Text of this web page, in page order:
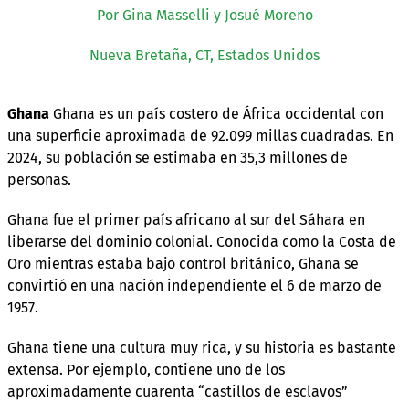
Por​ Gina Masselli y Josué Moreno
Nueva Bretaña, CT, Estados Unidos
Ghana Ghana es un país costero de África occidental con
una superficie aproximada de 92.099 millas cuadradas. En
2024, su población se estimaba en 35,3 millones de
personas.
Ghana fue el primer país africano al sur del Sáhara en
liberarse del dominio colonial. Conocida como la Costa de
Oro mientras estaba bajo control británico, Ghana se
convirtió en una nación independiente el 6 de marzo de
1957.
Ghana tiene una cultura muy rica, y su historia es bastante
extensa. Por ejemplo, contiene uno de los
aproximadamente cuarenta “castillos de esclavos”